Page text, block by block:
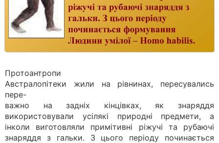
Протоантропи
Австралопітеки жили на рівнинах, пересувались
пере-
важно на задніх кінцівках, як знаряддя
використовували усілякі природні предмети, а
інколи виготовляли примітивні ріжучі та рубаючі
знаряддя з гальки. З цього періоду починається